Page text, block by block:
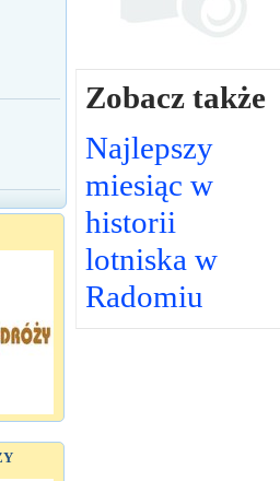
Zobacz także
Najlepszy
miesiąc w
historii
lotniska w
Radomiu